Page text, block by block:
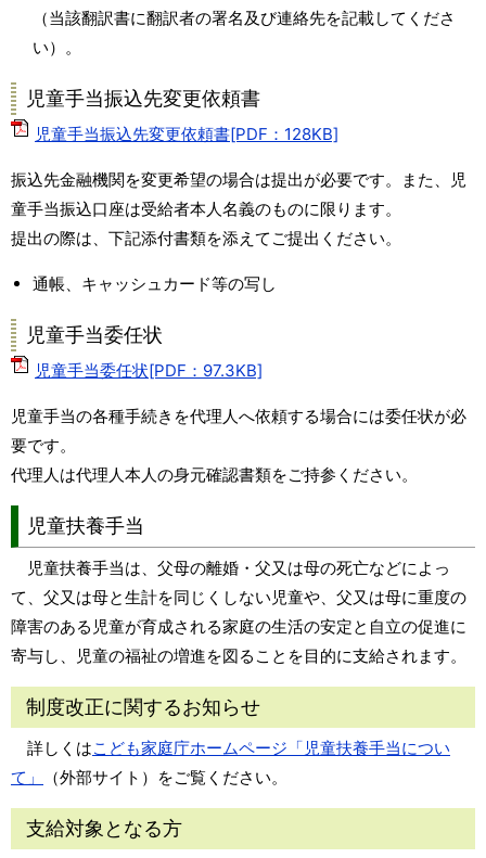
（当該翻訳書に翻訳者の署名及び連絡先を記載してくださ
い）。
児童手当振込先変更依頼書
児童手当振込先変更依頼書[PDF：128KB]
振込先金融機関を変更希望の場合は提出が必要です。また、児
童手当振込口座は受給者本人名義のものに限ります。
提出の際は、下記添付書類を添えてご提出ください。
通帳、キャッシュカード等の写し
児童手当委任状
児童手当委任状[PDF：97.3KB]
児童手当の各種手続きを代理人へ依頼する場合には委任状が必
要です。
代理人は代理人本人の身元確認書類をご持参ください。
児童扶養手当
児童扶養手当は、父母の離婚・父又は母の死亡などによっ
て、父又は母と生計を同じくしない児童や、父又は母に重度の
障害のある児童が育成される家庭の生活の安定と自立の促進に
寄与し、児童の福祉の増進を図ることを目的に支給されます。
制度改正に関するお知らせ
詳しくはこども家庭庁ホームページ「児童扶養手当につい
て」
（外部サイト）をご覧ください。
支給対象となる方